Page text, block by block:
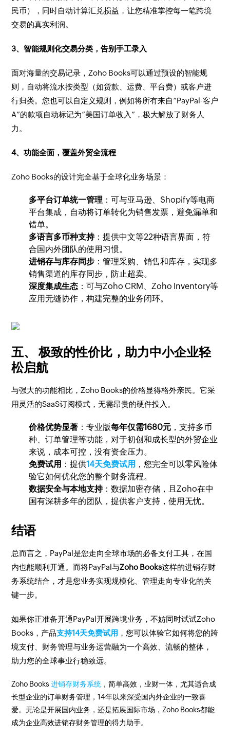
民币），同时自动计算汇兑损益，让您精准掌控每一笔跨境
交易的真实利润。
3、智能规则化交易分类，告别手工录入
面对海量的交易记录，Zoho Books可以通过预设的智能规
则，自动将流水按类型（如货款、运费、平台费）或客户进
行归类。您也可以自定义规则，例如将所有来自“PayPal-客户
A”的款项自动标记为“美国订单收入”，极大解放了财务人
力。
4、功能全面，覆盖外贸全流程
Zoho Books的设计完全基于全球化业务场景：
多平台订单统一管理 ：可与亚马逊、Shopify等电商
平台集成，自动将订单转化为销售发票，避免漏单和
错单。
多语言多币种支持：提供中文等22种语言界面，符
合国内外团队的使用习惯。
进销存与库存同步 ：管理采购、销售和库存，实现多
销售渠道的库存同步，防止超卖。
深度集成生态 ：可与Zoho CRM、Zoho Inventory等
应用无缝协作，构建完整的业务闭环。
五、 极致的性价比，助力中小企业轻
松启航
与强大的功能相比，Zoho Books的价格显得格外亲民。它采
用灵活的SaaS订阅模式，无需昂贵的硬件投入。
价格优势显著 ：专业版每年仅需1680元 ，支持多币
种、订单管理等功能，对于初创和成长型的外贸企业
来说，成本可控，没有资金压力。
免费试用 ：提供14天免费试用 ，您完全可以零风险体
验它如何优化您的整个财务流程。
数据安全与本地支持：数据加密存储，且Zoho在中
国有深耕多年的团队，提供客户支持，使用无忧。
结语
总而言之，PayPal是您走向全球市场的必备支付工具，在国
内也能顺利开通。而将PayPal与Zoho Books这样的进销存财
务系统结合，才是您业务实现规模化、管理走向专业化的关
键一步。
如果你正准备开通PayPal开展跨境业务，不妨同时试试Zoho
Books，产品支持14天免费试用 ，您可以体验它如何将您的跨
境支付、财务管理与业务运营融为一个高效、流畅的整体，
助力您的全球事业行稳致远。
Zoho Books进销存财务系统 ，简单高效，业财一体，尤其适合成
长型企业的订单财务管理，14年以来深受国内外企业的一致喜
爱。无论是开展国内业务，还是拓展国际市场，Zoho Books都能
成为企业高效进销存财务管理的得力助手。